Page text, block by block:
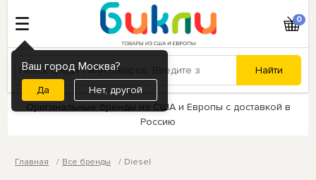
Ваш город Москва?
Нет, другой
0
Оригинальные бренды из США и Европы с доставкой в
Россию
Главная Все бренды Diesel